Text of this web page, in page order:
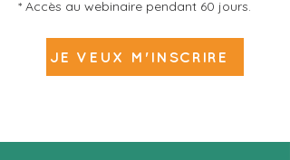
* Accès au webinaire pendant 60 jours.
JE VEUX M'INSCRIRE